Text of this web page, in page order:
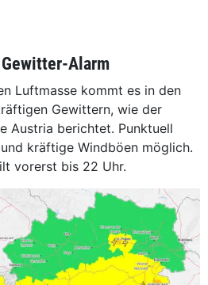
Alarm
Luftmasse kommt es in den
Gewittern, wie der
Austria berichtet. Punktuell
kräftige Windböen möglich.
vorerst bis 22 Uhr.